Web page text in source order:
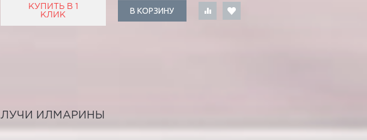
КУПИТЬ В 1
КЛИК
В КОРЗИНУ
ЛУЧИ ИЛМАРИНЫ